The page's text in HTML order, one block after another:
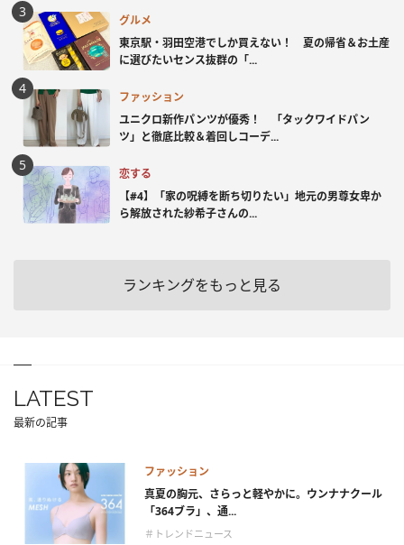
グルメ
東京駅・羽田空港でしか買えない！ 夏の帰省＆お土産
に選びたいセンス抜群の「...
ファッション
ユニクロ新作パンツが優秀！ 「タックワイドパン
ツ」と徹底比較＆着回しコーデ...
恋する
【#4】「家の呪縛を断ち切りたい」地元の男尊女卑か
ら解放された紗希子さんの...
ランキングをもっと見る
LATEST
最新の記事
ファッション
真夏の胸元、さらっと軽やかに。ウンナナクール
「364ブラ」、通...
＃トレンドニュース